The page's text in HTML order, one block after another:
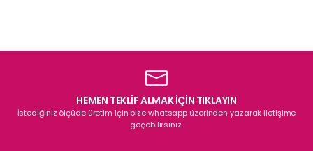
HEMEN TEKLİF ALMAK İÇİN TIKLAYIN
İstediğiniz ölçüde üretim için bize whatsapp üzerinden yazarak iletişime
geçebilirsiniz.